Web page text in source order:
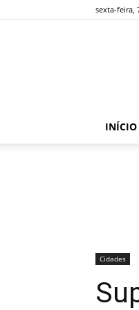
sexta-feira,
INÍCIO
Cidades